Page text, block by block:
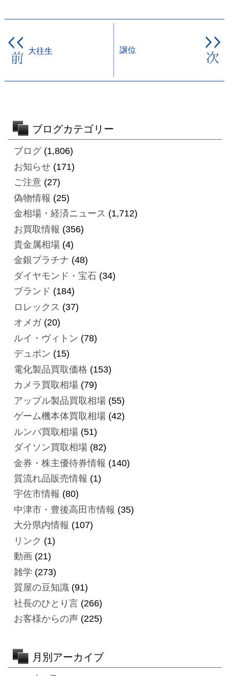
大往生 譲位
ブログカテゴリー
ブログ(1,806)
お知らせ(171)
ご注意(27)
偽物情報 (25)
金相場・経済ニュース (1,712)
お買取情報 (356)
貴金属相場(4)
金銀プラチナ (48)
ダイヤモンド・宝石(34)
ブランド (184)
ロレックス (37)
オメガ(20)
ルイ・ヴィトン (78)
デュポン (15)
電化製品買取価格 (153)
カメラ買取相場(79)
アップル製品買取相場(55)
ゲーム機本体買取相場(42)
ルンバ買取相場(51)
ダイソン買取相場(82)
金券・株主優待券情報 (140)
質流れ品販売情報 (1)
宇佐市情報 (80)
中津市・豊後高田市情報 (35)
大分県内情報 (107)
リンク (1)
動画 (21)
雑学 (273)
質屋の豆知識(91)
社長のひとり言(266)
お客様からの声(225)
月別アーカイブ